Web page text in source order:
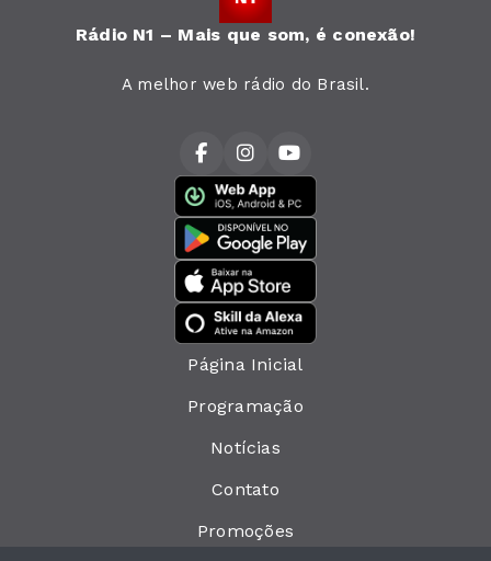
Rádio N1 – Mais que som, é conexão!
A melhor web rádio do Brasil.
Página Inicial
Programação
Notícias
Contato
Promoções